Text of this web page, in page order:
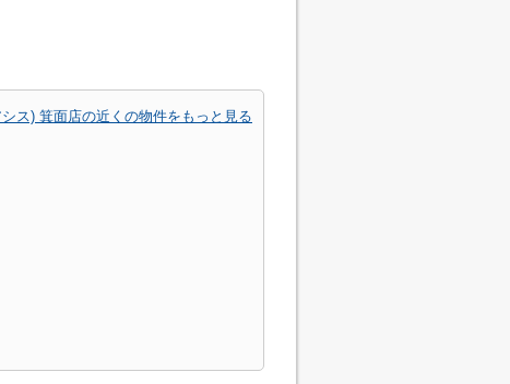
ス) 箕面店の近くの物件をもっと見る